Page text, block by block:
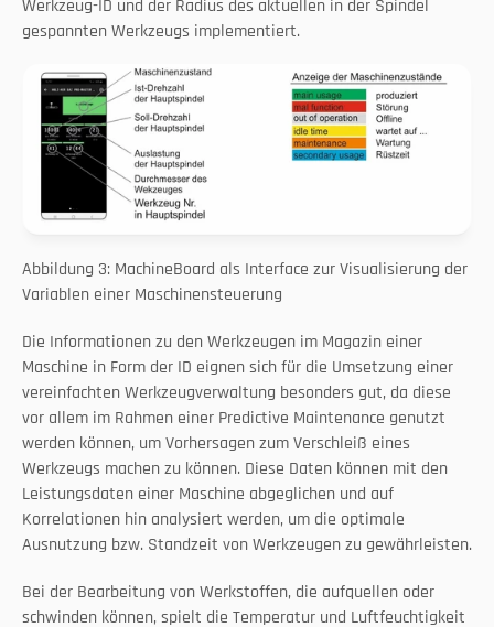
Werkzeug-ID und der Radius des aktuellen in der Spindel
gespannten Werkzeugs implementiert.
Abbildung 3: MachineBoard als Interface zur Visualisierung der
Variablen einer Maschinensteuerung
Die Informationen zu den Werkzeugen im Magazin einer
Maschine in Form der ID eignen sich für die Umsetzung einer
vereinfachten Werkzeugverwaltung besonders gut, da diese
vor allem im Rahmen einer Predictive Maintenance genutzt
werden können, um Vorhersagen zum Verschleiß eines
Werkzeugs machen zu können. Diese Daten können mit den
Leistungsdaten einer Maschine abgeglichen und auf
Korrelationen hin analysiert werden, um die optimale
Ausnutzung bzw. Standzeit von Werkzeugen zu gewährleisten.
Bei der Bearbeitung von Werkstoffen, die aufquellen oder
schwinden können, spielt die Temperatur und Luftfeuchtigkeit